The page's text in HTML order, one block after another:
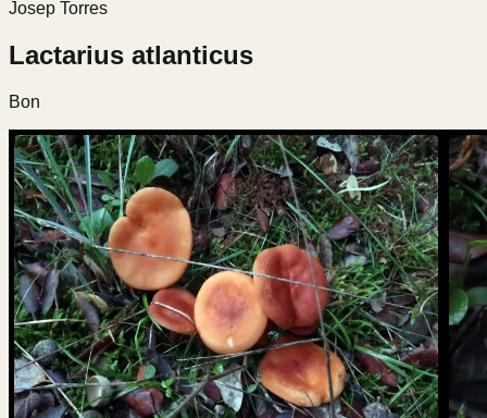
Josep Torres
Lactarius atlanticus
Bon